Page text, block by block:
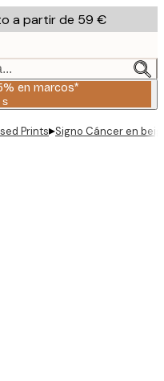
a partir de 59 €
en marcos*
s
Prints▸Signo Cáncer en